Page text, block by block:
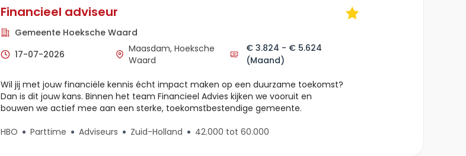
Financieel adviseur
Gemeente Hoeksche Waard
17-07-2026
Maasdam, Hoeksche
Waard
€ 3.824 - € 5.624
(Maand)
Wil jij met jouw financiële kennis écht impact maken op een duurzame toekomst?
Dan is dit jouw kans. Binnen het team Financieel Advies kijken we vooruit en
bouwen we actief mee aan een sterke, toekomstbestendige gemeente.
HBO
Parttime Adviseurs Zuid-Holland 42.000 tot 60.000